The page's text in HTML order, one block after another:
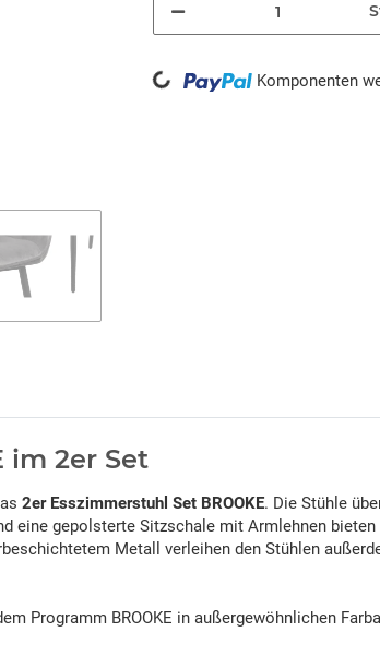
Loading... Komponenten
im 2er Set
2er Esszimmerstuhl Set BROOKE. Die Stühle
eine gepolsterte Sitzschale mit Armlehnen
Metall verleihen den Stühlen
Programm BROOKE in außergewöhnlichen